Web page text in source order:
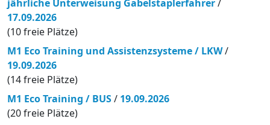
jährliche Unterweisung Gabelstaplerfahrer/
17.09.2026
(10 freie Plätze)
M1 Eco Training und Assistenzsysteme / LKW/
19.09.2026
(14 freie Plätze)
M1 Eco Training / BUS/ 19.09.2026
(20 freie Plätze)